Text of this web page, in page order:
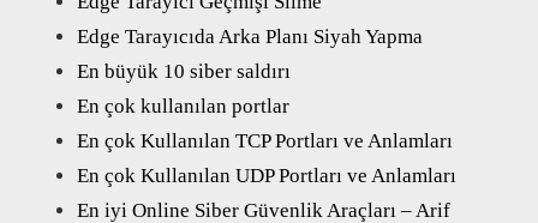
Edge Tarayıcıda Arka Planı Siyah Yapma
En büyük 10 siber saldırı
En çok kullanılan portlar
En çok Kullanılan TCP Portları ve Anlamları
En çok Kullanılan UDP Portları ve Anlamları
En iyi Online Siber Güvenlik Araçları – Arif